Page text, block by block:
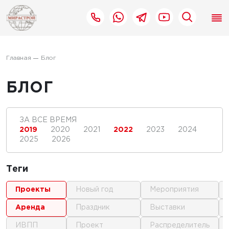
Главная Блог
БЛОГ
ЗА ВСЕ ВРЕМЯ
2019
2020 2021 2022 2023
2024
2025
2026
Теги
проекты
аренда
ИВПП
новый год
праздник
проект
мероприятия
выставки
распределитель